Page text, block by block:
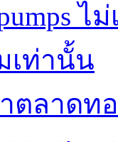
เท่านั้น
ตลาดท